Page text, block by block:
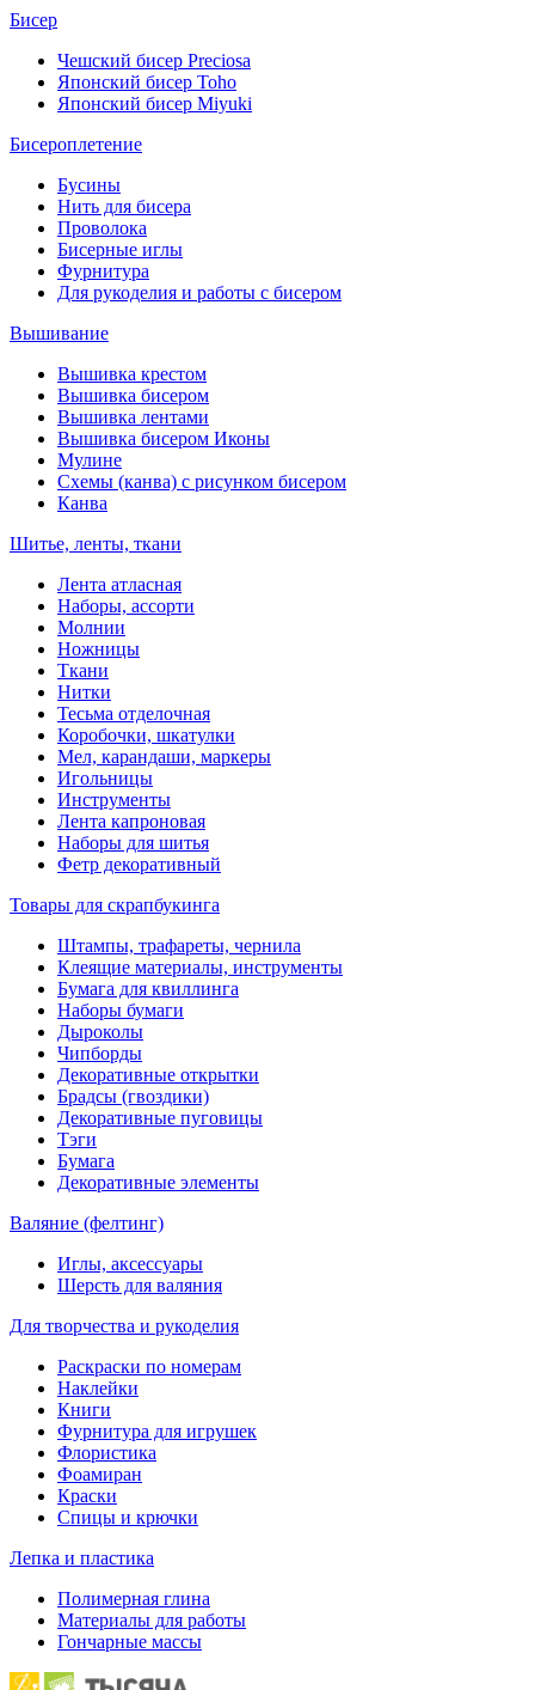
Бисер
Чешский бисер Preciosa
Японский бисер Toho
Японский бисер Miyuki
Бисероплетение
Бусины
Нить для бисера
Проволока
Бисерные иглы
Фурнитура
Для рукоделия и работы с бисером
Вышивание
Вышивка крестом
Вышивка бисером
Вышивка лентами
Вышивка бисером Иконы
Мулине
Схемы (канва) с рисунком бисером
Канва
Шитье, ленты, ткани
Лента атласная
Наборы, ассорти
Молнии
Ножницы
Ткани
Нитки
Тесьма отделочная
Коробочки, шкатулки
Мел, карандаши, маркеры
Игольницы
Инструменты
Лента капроновая
Наборы для шитья
Фетр декоративный
Товары для скрапбукинга
Штампы, трафареты, чернила
Клеящие материалы, инструменты
Бумага для квиллинга
Наборы бумаги
Дыроколы
Чипборды
Декоративные открытки
Брадсы (гвоздики)
Декоративные пуговицы
Тэги
Бумага
Декоративные элементы
Валяние (фелтинг)
Иглы, аксессуары
Шерсть для валяния
Для творчества и рукоделия
Раскраски по номерам
Наклейки
Книги
Фурнитура для игрушек
Флористика
Фоамиран
Краски
Спицы и крючки
Лепка и пластика
Полимерная глина
Материалы для работы
Гончарные массы